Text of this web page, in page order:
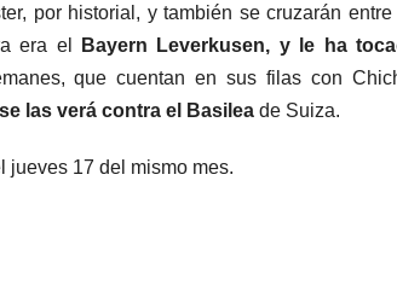
por historial, y también se cruzarán
era el
Bayern Leverkusen, y le ha
que cuentan en sus filas con
las verá contra el Basilea de Suiza.
jueves 17 del mismo mes.